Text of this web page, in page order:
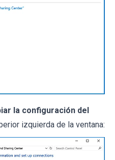
la configuración del
izquierda de la ventana: